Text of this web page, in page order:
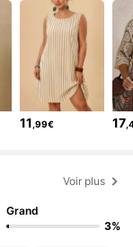
11 ,99€ 17
Voir plus
Grand
3%